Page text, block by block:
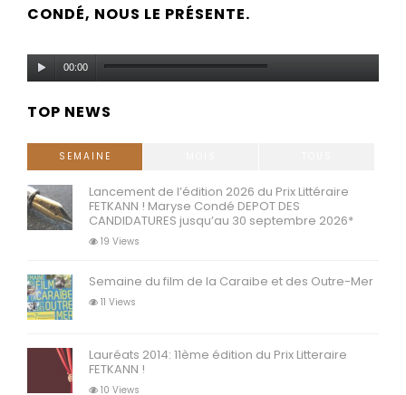
CONDÉ, NOUS LE PRÉSENTE.
Lecteur00:00
TOP NEWS
SEMAINE
Lancement de l’édition 2026 du Prix Littéraire
FETKANN ! Maryse Condé DEPOT DES
CANDIDATURES jusqu’au 30 septembre 2026*
19 Views
Semaine du film de la Caraibe et des Outre-Mer
11 Views
Lauréats 2014: 11ème édition du Prix Litteraire
FETKANN !
10 Views